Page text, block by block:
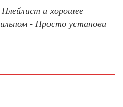
и хорошее
- Просто установи